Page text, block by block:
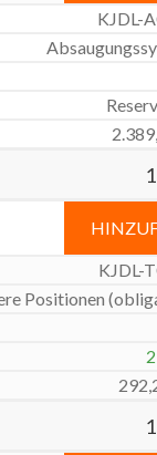
KJDL-
KJDL-
Positionen
2